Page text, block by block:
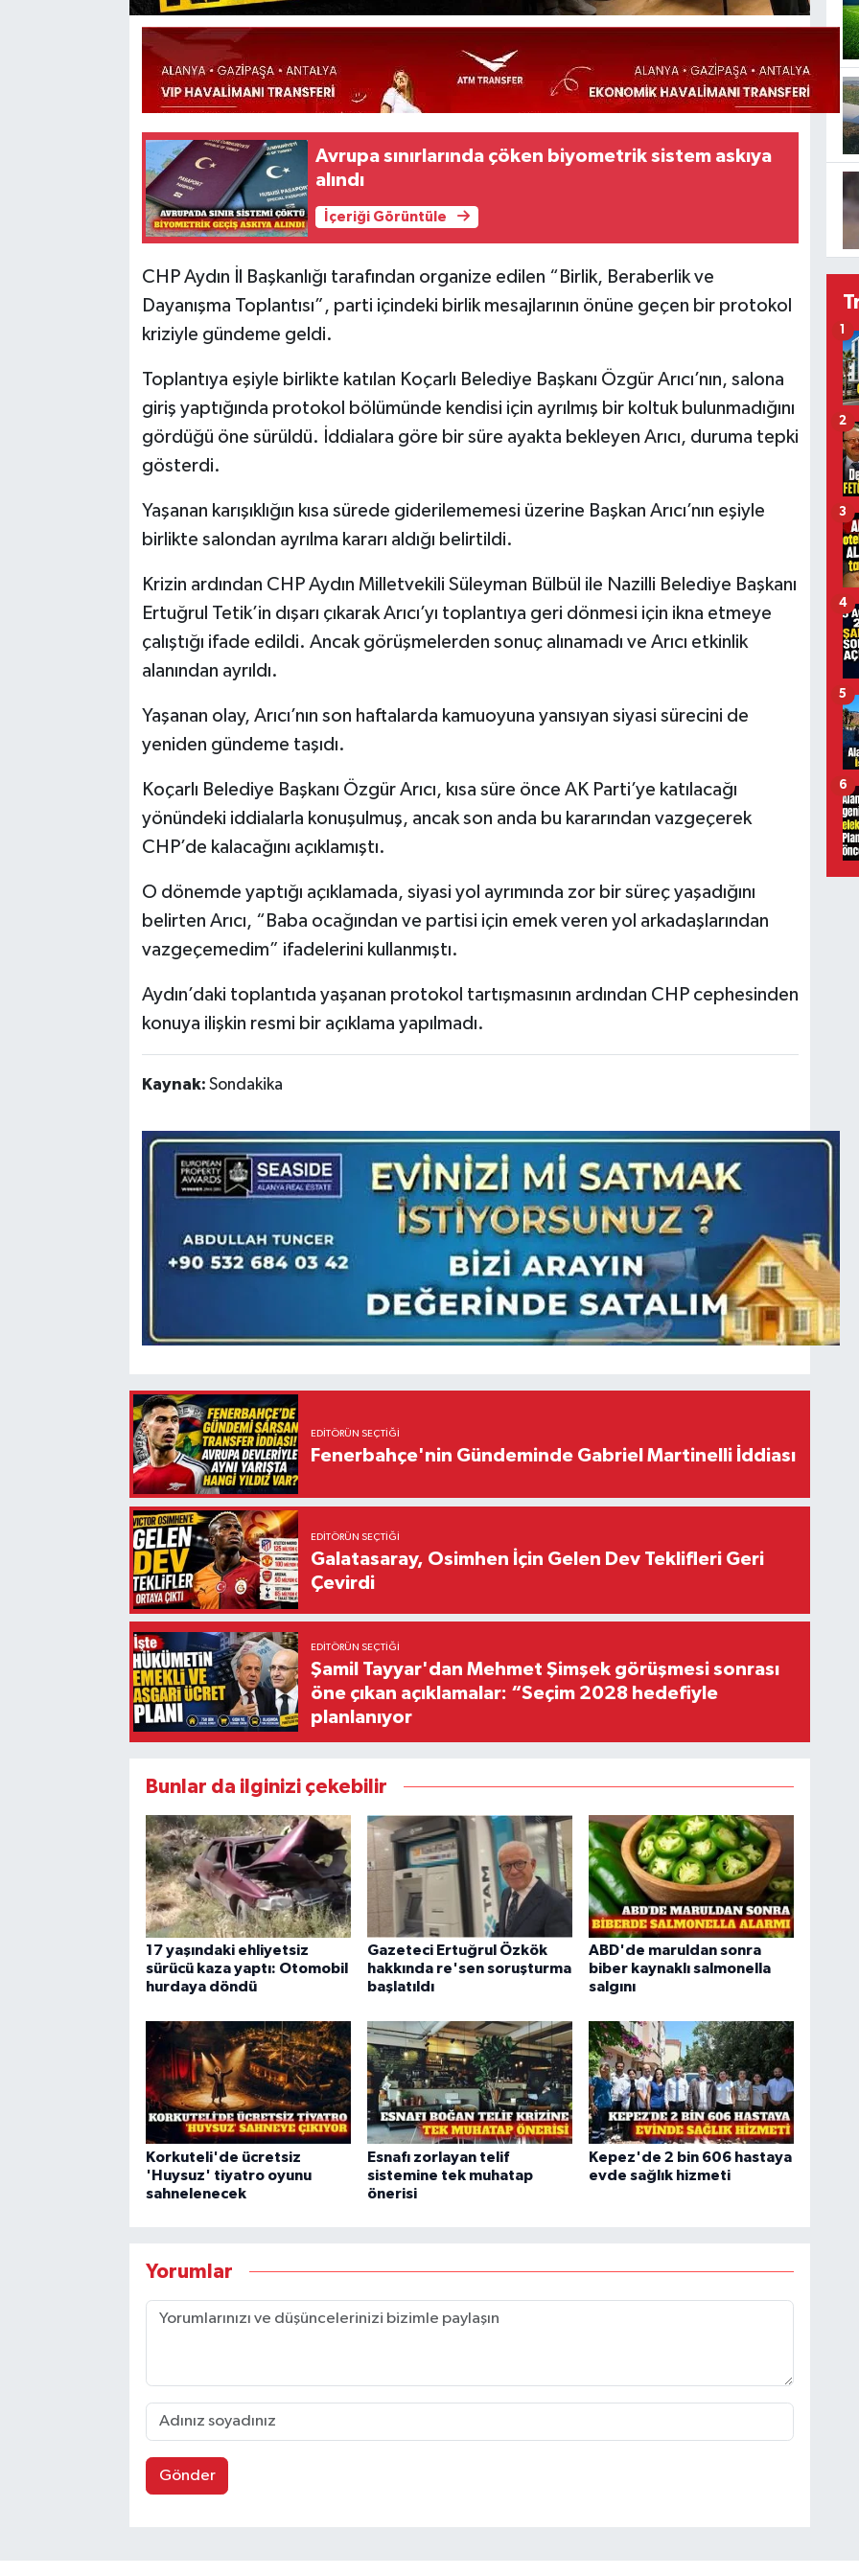
Avrupa sınırlarında çöken biyometrik sistem askıya
alındı
İçeriği Görüntüle
CHP Aydın İl Başkanlığı tarafından organize edilen “Birlik, Beraberlik ve
Dayanışma Toplantısı”, parti içindeki birlik mesajlarının önüne geçen bir protokol
kriziyle gündeme geldi.
Toplantıya eşiyle birlikte katılan Koçarlı Belediye Başkanı Özgür Arıcı’nın, salona
giriş yaptığında protokol bölümünde kendisi için ayrılmış bir koltuk bulunmadığını
gördüğü öne sürüldü. İddialara göre bir süre ayakta bekleyen Arıcı, duruma tepki
gösterdi.
Yaşanan karışıklığın kısa sürede giderilememesi üzerine Başkan Arıcı’nın eşiyle
birlikte salondan ayrılma kararı aldığı belirtildi.
Krizin ardından CHP Aydın Milletvekili Süleyman Bülbül ile Nazilli Belediye Başkanı
Ertuğrul Tetik’in dışarı çıkarak Arıcı’yı toplantıya geri dönmesi için ikna etmeye
çalıştığı ifade edildi. Ancak görüşmelerden sonuç alınamadı ve Arıcı etkinlik
alanından ayrıldı.
Yaşanan olay, Arıcı’nın son haftalarda kamuoyuna yansıyan siyasi sürecini de
yeniden gündeme taşıdı.
Koçarlı Belediye Başkanı Özgür Arıcı, kısa süre önce AK Parti’ye katılacağı
yönündeki iddialarla konuşulmuş, ancak son anda bu kararından vazgeçerek
CHP’de kalacağını açıklamıştı.
O dönemde yaptığı açıklamada, siyasi yol ayrımında zor bir süreç yaşadığını
belirten Arıcı, “Baba ocağından ve partisi için emek veren yol arkadaşlarından
vazgeçemedim” ifadelerini kullanmıştı.
Aydın’daki toplantıda yaşanan protokol tartışmasının ardından CHP cephesinden
konuya ilişkin resmi bir açıklama yapılmadı.
Kaynak: Sondakika
EDITÖRÜN SEÇTIĞI
Fenerbahçe'nin Gündeminde Gabriel Martinelli İddiası
EDITÖRÜN SEÇTIĞI
Galatasaray, Osimhen İçin Gelen Dev Teklifleri Geri
Çevirdi
EDITÖRÜN SEÇTIĞI
Şamil Tayyar'dan Mehmet Şimşek görüşmesi sonrası
öne çıkan açıklamalar: “Seçim 2028 hedefiyle
planlanıyor
Bunlar da ilginizi çekebilir
17 yaşındaki ehliyetsiz
sürücü kaza yaptı: Otomobil
hurdaya döndü
Gazeteci Ertuğrul Özkök
hakkında re'sen soruşturma
başlatıldı
ABD'de maruldan sonra
biber kaynaklı salmonella
salgını
Korkuteli'de ücretsiz
'Huysuz' tiyatro oyunu
sahnelenecek
Esnafı zorlayan telif
sistemine tek muhatap
önerisi
Kepez'de 2 bin 606 hastaya
evde sağlık hizmeti
Yorumlar
Gönder
1
2
3
4
5
6